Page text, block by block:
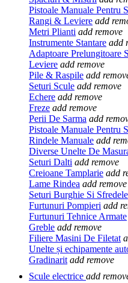
Pistoale Manuale Pentru
Rangi & Leviere add
Metri Plianti add remove
Instrumente Stantare add
Adaptoare Prelungitoare
Leviere add remove
Pile & Raspile add
Seturi Scule add remove
Echere add remove
Freze add remove
Perii De Sarma add
Pistoale Manuale Pentru
Rindele Manuale add
Diverse Unelte De
Seturi Dalti add remove
Creioane Tamplarie add
Lame Rindea add remove
Seturi Burghie Si Sfredele
Furtunuri Pompieri add
Furtunuri Tehnice Armate
Greble add remove
Filiere Masini De Filetat
Unelte și echipamente
Gradinarit add remove
Scule electrice add